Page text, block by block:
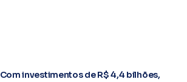
Com investimentos de R$ 4,4 bilhões,